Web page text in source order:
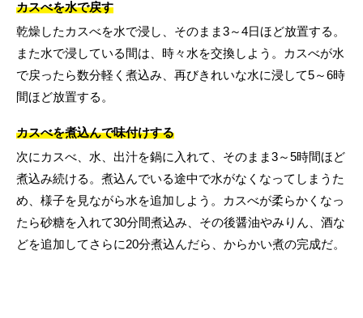
カスべを水で戻す
乾燥したカスべを水で浸し、そのまま3～4日ほど放置する。
また水で浸している間は、時々水を交換しよう。カスべが水
で戻ったら数分軽く煮込み、再びきれいな水に浸して5～6時
間ほど放置する。
カスべを煮込んで味付けする
次にカスべ、水、出汁を鍋に入れて、そのまま3～5時間ほど
煮込み続ける。煮込んでいる途中で水がなくなってしまうた
め、様子を見ながら水を追加しよう。カスべが柔らかくなっ
たら砂糖を入れて30分間煮込み、その後醤油やみりん、酒な
どを追加してさらに20分煮込んだら、からかい煮の完成だ。